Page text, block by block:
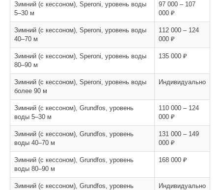
Зимний (с кессоном), Speroni, уровень воды
5–30 м
97 000 – 107
000 ₽
Зимний (с кессоном), Speroni, уровень воды
40–70 м
112 000 – 124
000 ₽
Зимний (с кессоном), Speroni, уровень воды
80–90 м
135 000 ₽
Зимний (с кессоном), Speroni, уровень воды
более 90 м
Индивидуально
Зимний (с кессоном), Grundfos, уровень
воды 5–30 м
110 000 – 124
000 ₽
Зимний (с кессоном), Grundfos, уровень
воды 40–70 м
131 000 – 149
000 ₽
Зимний (с кессоном), Grundfos, уровень
воды 80–90 м
168 000 ₽
Зимний (с кессоном), Grundfos, уровень
Индивидуально